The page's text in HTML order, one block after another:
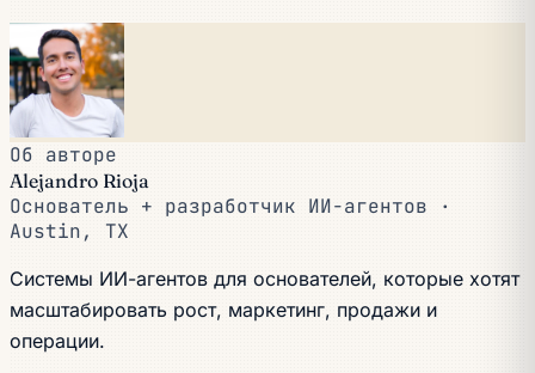
Об авторе
Alejandro Rioja
Основатель + разработчик ИИ-агентов ·
Austin, TX
Системы ИИ-агентов для основателей, которые хотят
масштабировать рост, маркетинг, продажи и
операции.